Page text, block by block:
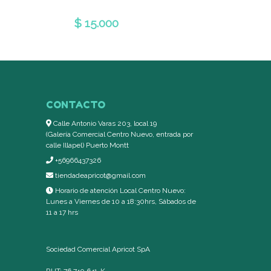
$ 15.000
CONTACTO
Calle Antonio Varas 203, local 19
(Galería Comercial Centro Nuevo, entrada por
calle Illapel) Puerto Montt
+56966437326
tiendadeapricot@gmail.com
Horario de atención Local Centro Nuevo:
Lunes a Viernes de 10 a 18:30hrs, Sábados de
11 a 17 hrs
Sociedad Comercial Apricot SpA